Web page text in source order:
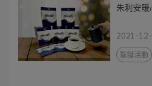
朱利安
2021-
聖誕活動